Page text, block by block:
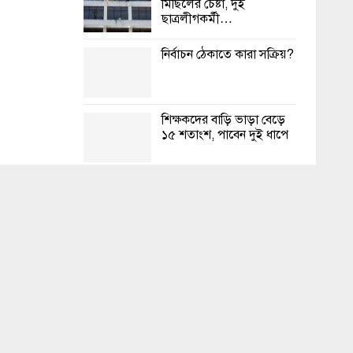
মিছিলের চেষ্টা, দুই
ছাত্রলীগকর্মী…
নির্বাচন ঠেকাতে কারা সক্রিয়?
শিক্ষকদের বাড়ি ভাড়া বেড়ে
১৫ শতাংশ, পাবেন দুই ধাপে